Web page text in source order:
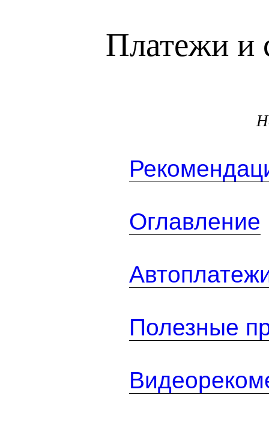
Платежи и
Оглавление
Полезные